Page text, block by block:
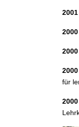
2001
2000
2000
2000
für
2000